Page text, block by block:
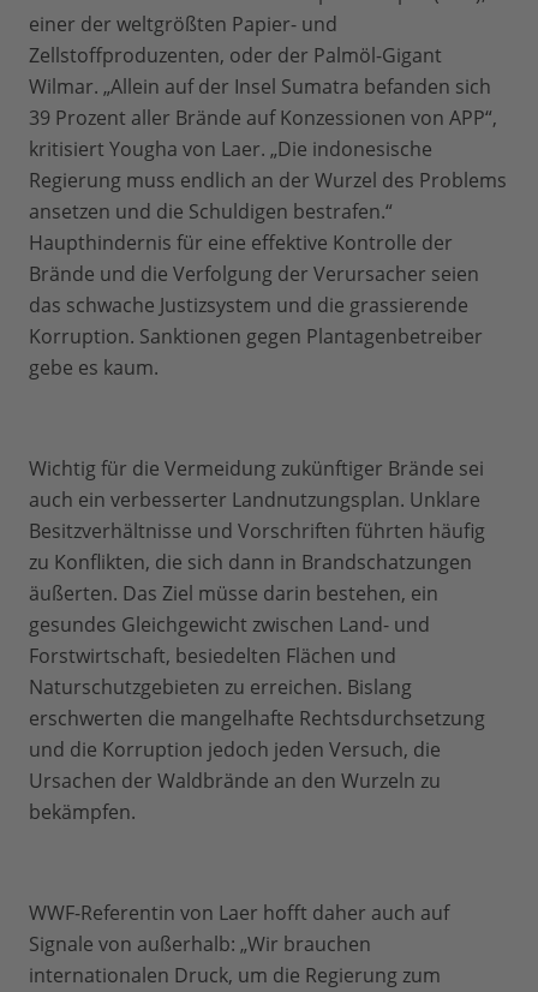
einer der weltgrößten Papier- und
Zellstoffproduzenten, oder der Palmöl-Gigant
Wilmar. „Allein auf der Insel Sumatra befanden sich
39 Prozent aller Brände auf Konzessionen von APP“,
kritisiert Yougha von Laer. „Die indonesische
Regierung muss endlich an der Wurzel des Problems
ansetzen und die Schuldigen bestrafen.“
Haupthindernis für eine effektive Kontrolle der
Brände und die Verfolgung der Verursacher seien
das schwache Justizsystem und die grassierende
Korruption. Sanktionen gegen Plantagenbetreiber
gebe es kaum.
Wichtig für die Vermeidung zukünftiger Brände sei
auch ein verbesserter Landnutzungsplan. Unklare
Besitzverhältnisse und Vorschriften führten häufig
zu Konflikten, die sich dann in Brandschatzungen
äußerten. Das Ziel müsse darin bestehen, ein
gesundes Gleichgewicht zwischen Land- und
Forstwirtschaft, besiedelten Flächen und
Naturschutzgebieten zu erreichen. Bislang
erschwerten die mangelhafte Rechtsdurchsetzung
und die Korruption jedoch jeden Versuch, die
Ursachen der Waldbrände an den Wurzeln zu
bekämpfen.
WWF-Referentin von Laer hofft daher auch auf
Signale von außerhalb: „Wir brauchen
internationalen Druck, um die Regierung zum